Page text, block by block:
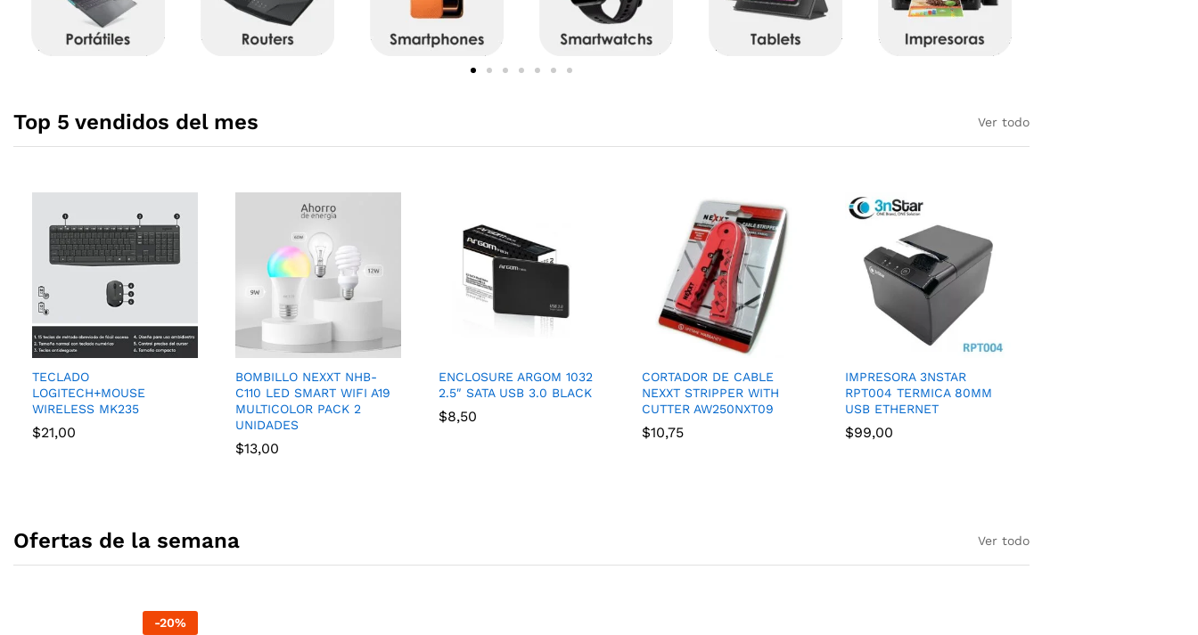
Top 5 vendidos del mes Ver todo
TECLADO
LOGITECH+MOUSE
WIRELESS MK235
$21,00
BOMBILLO NEXXT NHB-
C110 LED SMART WIFI A19
MULTICOLOR PACK 2
UNIDADES
$13,00
ENCLOSURE ARGOM 1032
2.5″ SATA USB 3.0 BLACK
$8,50
CORTADOR DE CABLE
NEXXT STRIPPER WITH
CUTTER AW250NXT09
$10,75
IMPRESORA 3NSTAR
RPT004 TERMICA 80MM
USB ETHERNET
$99,00
Ofertas de la semana Ver todo
-20%